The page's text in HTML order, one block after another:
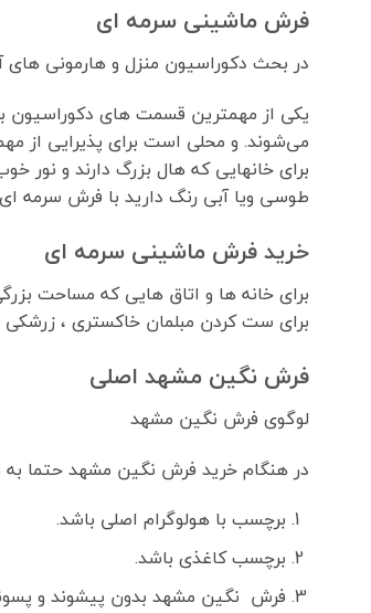
فرش ماشینی سرمه ای
در بحث دکوراسیون منزل و هارمونی
یکی از مهمترین قسمت های دکوراسیون
می‌شوند. و محلی است برای پذیرایی از
برای خانهایی که هال بزرگ دارند و
طوسی ویا آبی رنگ دارید با فرش سرمه
خرید فرش ماشینی سرمه ای
برای خانه ها و اتاق هایی که مساحت
برای ست کردن مبلمان خاکستری ،
فرش نگین مشهد اصلی
لوگوی فرش نگین مشهد
در هنگام خرید فرش نگین مشهد حتما
برچسب با هولوگرام اصلی باشد.
برچسب کاغذی باشد.
فرش نگین مشهد بدون پیشوند و